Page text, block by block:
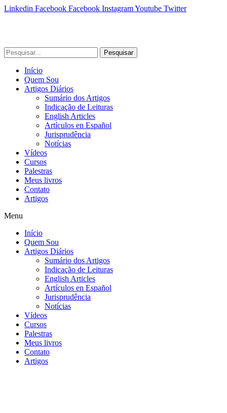
Linkedin Facebook Facebook InstagramYoutube Twitter
Pesquisar
Início
Quem Sou
Artigos Diários
Sumário dos Artigos
Indicação de Leituras
English Articles
Artículos en Español
Jurisprudência
Notícias
Vídeos
Cursos
Palestras
Meus livros
Contato
Artigos
Menu
Início
Quem Sou
Artigos Diários
Sumário dos Artigos
Indicação de Leituras
English Articles
Artículos en Español
Jurisprudência
Notícias
Vídeos
Cursos
Palestras
Meus livros
Contato
Artigos